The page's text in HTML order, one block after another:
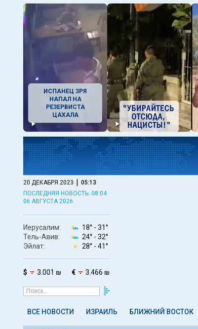
ИСПАНЕЦ ЗРЯ
НАПАЛ НА
РЕЗЕРВИСТА
ЦАХАЛА
20 ДЕКАБРЯ 2023 | 05:13
ПОСЛЕДНЯЯ НОВОСТЬ: 08:04
06 АВГУСТА 2026
Иерусалим: 18° - 31°
Тель-Авив:
24° - 32°
Эйлат:
28° - 41°
$ 3.001 ₪ € 3.466 ₪
ВСЕ НОВОСТИ ИЗРАИЛЬ БЛИЖНИЙ ВОСТОК